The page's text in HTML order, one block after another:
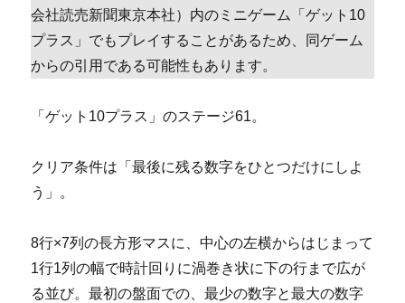
会社読売新聞東京本社）内のミニゲーム「ゲット10
プラス」でもプレイすることがあるため、同ゲーム
からの引用である可能性もあります。
「ゲット10プラス」のステージ61。
クリア条件は「最後に残る数字をひとつだけにしよ
う」。
8行×7列の長方形マスに、中心の左横からはじまって
1行1列の幅で時計回りに渦巻き状に下の行まで広が
る並び。最初の盤面での、最少の数字と最大の数字